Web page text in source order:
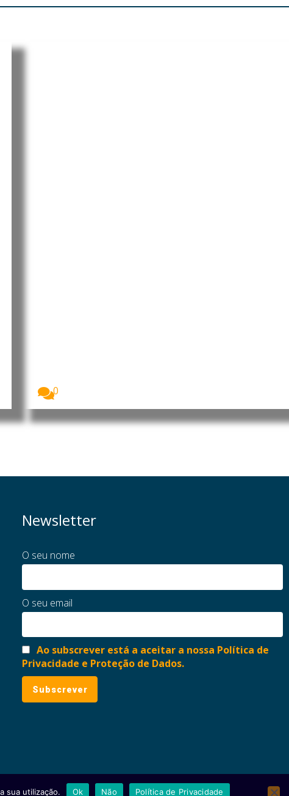
0
Newsletter
O seu nome
O seu email
Ao subscrever está a aceitar a nossa Política de
Privacidade e Proteção de Dados.
Política de Privacidade e Proteção de Dados
sua utilização. Ok Não Política de Privacidade